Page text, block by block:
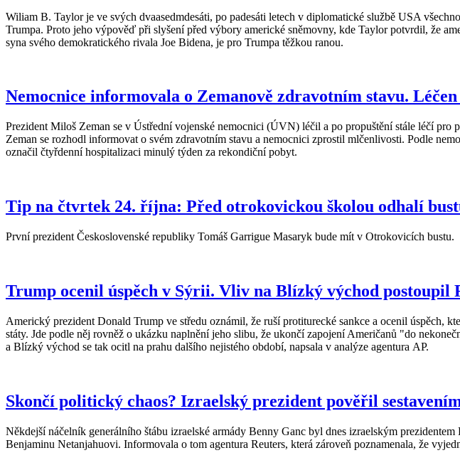
Wiliam B. Taylor je ve svých dvaasedmdesáti, po padesáti letech v diplomatické službě USA
Trumpa. Proto jeho výpověď při slyšení před výbory americké sněmovny, kde Taylor potvrdil, že
syna svého demokratického rivala Joe Bidena, je pro Trumpa těžkou ranou.
Nemocnice informovala o Zemanově zdravotním stavu.
Prezident Miloš Zeman se v Ústřední vojenské nemocnici (ÚVN) léčil a po propuštění stále léčí
Zeman se rozhodl informovat o svém zdravotním stavu a nemocnici zprostil mlčenlivosti. Podle
označil čtyřdenní hospitalizaci minulý týden za rekondiční pobyt.
Tip na čtvrtek 24. října: Před otrokovickou školou odhalí
První prezident Československé republiky Tomáš Garrigue Masaryk bude mít v Otrokovicích bustu.
Trump ocenil úspěch v Sýrii. Vliv na Blízký východ postoupil
Americký prezident Donald Trump ve středu oznámil, že ruší protiturecké sankce a ocenil úspěch,
státy. Jde podle něj rovněž o ukázku naplnění jeho slibu, že ukončí zapojení Američanů "do
a Blízký východ se tak ocitl na prahu dalšího nejistého období, napsala v analýze agentura AP.
Skončí politický chaos? Izraelský prezident pověřil
Někdejší náčelník generálního štábu izraelské armády Benny Ganc byl dnes izraelským
Benjaminu Netanjahuovi. Informovala o tom agentura Reuters, která zároveň poznamenala, že